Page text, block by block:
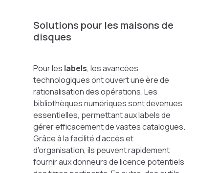
Solutions pour les maisons de
disques
Pour les labels, les avancées
technologiques ont ouvert une ère de
rationalisation des opérations. Les
bibliothèques numériques sont devenues
essentielles, permettant aux labels de
gérer efficacement de vastes catalogues.
Grâce à la facilité d’accès et
d’organisation, ils peuvent rapidement
fournir aux donneurs de licence potentiels